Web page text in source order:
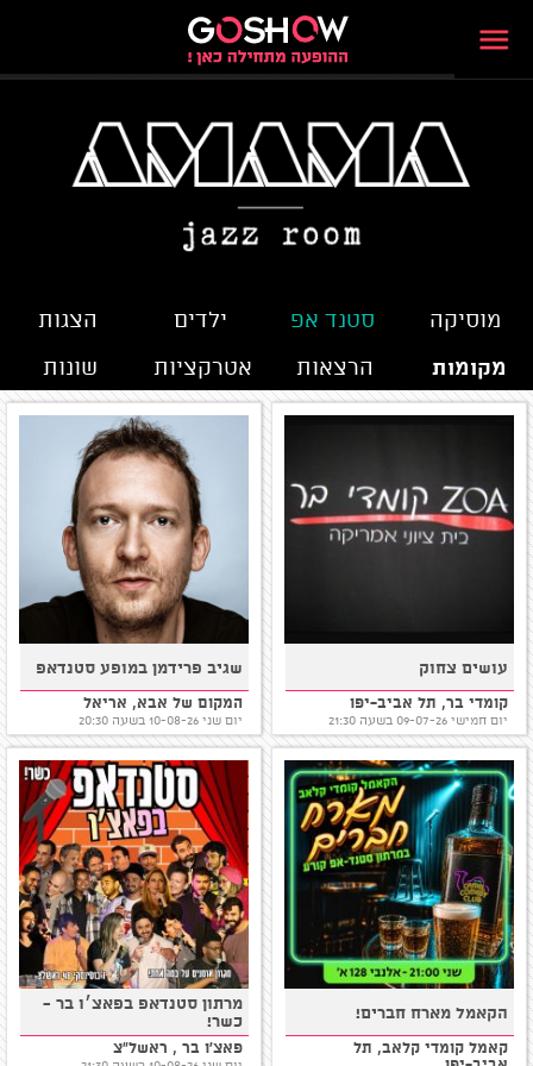
מוסיקה סטנד אפ ילדים
הצגות
הרצאות
אטרקציות שונות מקומות
עושים צחוק
קומדי בר, תל אביב-יפו
יום חמישי 09-07-26 בשעה 21:30
שגיב פרידמן במופע סטנדאפ
המקום של אבא, אריאל
יום שני 10-08-26 בשעה 20:30
הקאמל מארח חברים!
קאמל קומדי קלאב, תל
מרתון סטנדאפ בפאצ׳ו בר -
כשר!
פאצ'ו בר , ראשל"צ